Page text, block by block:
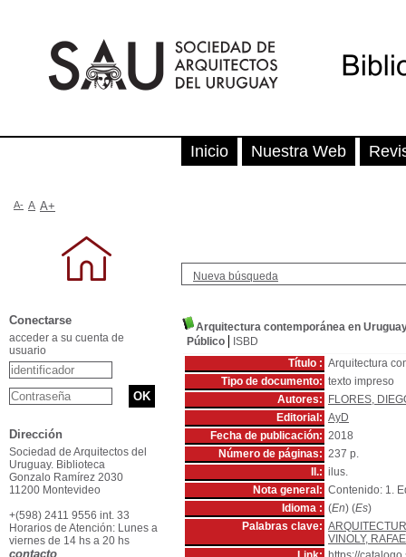
Nueva búsqueda
Arquitectura contemporánea en
Público
ISBD
Título : Arquitectura
Tipo de documento: texto impreso
Autores:
FLORES,
Editorial: AyD
Fecha de publicación: 2018
Número de páginas: 237 p.
Il.: ilus.
Nota general: Contenido: 1.
Idioma : (En) (Es)
Palabras clave:
VINOLY,
Inicio Nuestra Web
A- A A+
Conectarse
acceder a su cuenta de
usuario
Dirección
Sociedad de Arquitectos del
Uruguay. Biblioteca
Gonzalo Ramírez 2030
11200 Montevideo
+(598) 2411 9556 int. 33
Horarios de Atención: Lunes a
viernes de 14 hs a 20 hs
contacto